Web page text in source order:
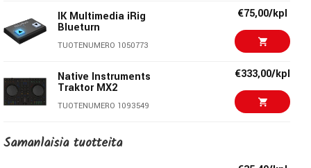
TUOTENUMERO 1060992
Taylor Guitar Slide
Ebony Medium
TUOTENUMERO 1060990
€20,30/kpl
Dunlop Harris Medium
Slide 231
€40,00/kpl
IK Multimedia iRig
Blueturn
TUOTENUMERO 1050773
€75,00/kpl
Native Instruments
Traktor MX2
TUOTENUMERO 1093549
€333,00/kpl
Marshall 1959
Overdrive Pedal
Samanlaisia ​​tuotteita